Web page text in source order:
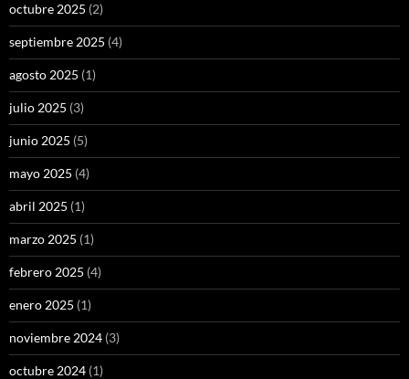
octubre 2025 (2)
septiembre 2025 (4)
agosto 2025 (1)
julio 2025 (3)
junio 2025 (5)
mayo 2025 (4)
abril 2025 (1)
marzo 2025 (1)
febrero 2025 (4)
enero 2025 (1)
noviembre 2024 (3)
octubre 2024 (1)